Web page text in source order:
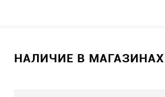
НАЛИЧИЕ В МАГАЗИНАХ